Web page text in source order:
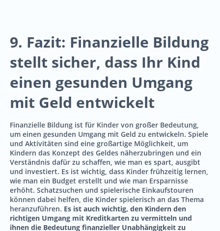
9. Fazit: Finanzielle Bildung
stellt sicher, dass Ihr Kind
einen gesunden Umgang
mit Geld entwickelt
Finanzielle Bildung ist für Kinder von großer Bedeutung,
um einen gesunden Umgang mit Geld zu entwickeln. Spiele
und Aktivitäten sind eine großartige Möglichkeit, um
Kindern das Konzept des Geldes näherzubringen und ein
Verständnis dafür zu schaffen, wie man es spart, ausgibt
und investiert. Es ist wichtig, dass Kinder frühzeitig lernen,
wie man ein Budget erstellt und wie man Ersparnisse
erhöht. Schatzsuchen und spielerische Einkaufstouren
können dabei helfen, die Kinder spielerisch an das Thema
heranzuführen. Es ist auch wichtig, den Kindern den
richtigen Umgang mit Kreditkarten zu vermitteln und
ihnen die Bedeutung finanzieller Unabhängigkeit zu